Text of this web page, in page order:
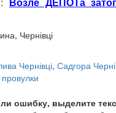
Чернівці
Чернівці, Садгора
ошибку, выделите